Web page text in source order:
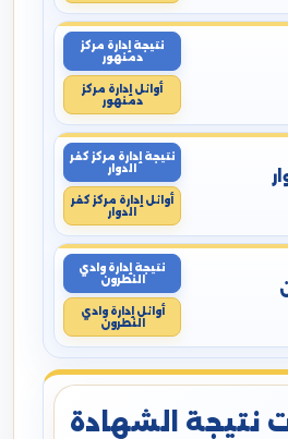
نتيجة إدارة مركز
دمنهور
أوائل إدارة مركز
دمنهور
نتيجة إدارة مركز كفر
الدوار
أوائل إدارة مركز كفر
الدوار
نتيجة إدارة وادي
النطرون
أوائل إدارة وادي
النطرون
نتيجة الشهادة